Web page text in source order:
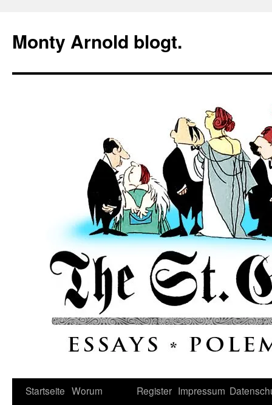
springen
Monty Arnold blogt.
Startseite Worum
Register Impressum